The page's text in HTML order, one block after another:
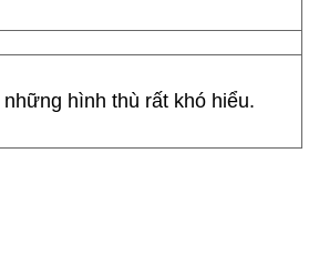
hình thù rất khó hiểu.